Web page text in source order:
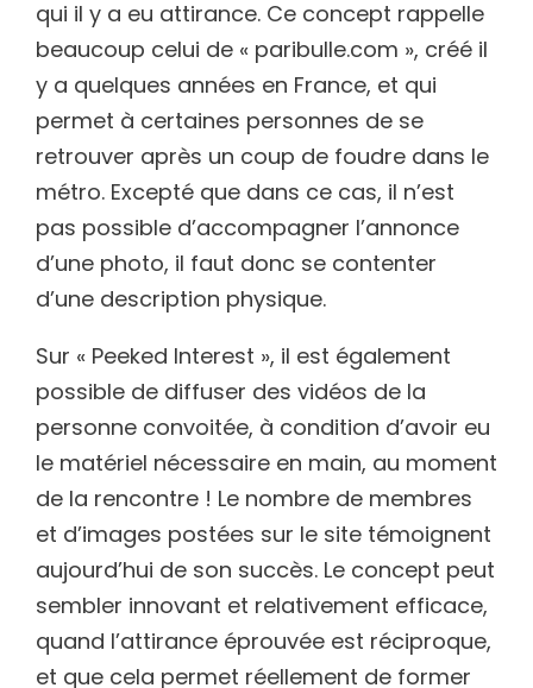
qui il y a eu attirance. Ce concept rappelle
beaucoup celui de « paribulle.com », créé il
y a quelques années en France, et qui
permet à certaines personnes de se
retrouver après un coup de foudre dans le
métro. Excepté que dans ce cas, il n’est
pas possible d’accompagner l’annonce
d’une photo, il faut donc se contenter
d’une description physique.
Sur « Peeked Interest », il est également
possible de diffuser des vidéos de la
personne convoitée, à condition d’avoir eu
le matériel nécessaire en main, au moment
de la rencontre ! Le nombre de membres
et d’images postées sur le site témoignent
aujourd’hui de son succès. Le concept peut
sembler innovant et relativement efficace,
quand l’attirance éprouvée est réciproque,
et que cela permet réellement de former